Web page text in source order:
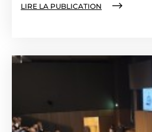
LIRE LA PUBLICATION